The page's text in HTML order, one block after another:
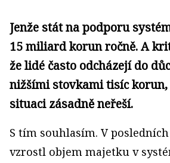
Jenže stát na podporu
15 miliard korun ročně. A
že lidé často odcházejí do
nižšími stovkami tisíc korun,
situaci zásadně neřeší.
S tím souhlasím. V
vzrostl objem majetku v